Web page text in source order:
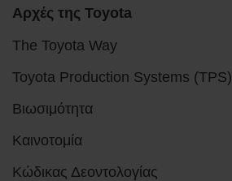
Αρχές της Toyota
The Toyota Way
Toyota Production Systems (TPS)
Βιωσιμότητα
Καινοτομία
Κώδικας Δεοντολογίας